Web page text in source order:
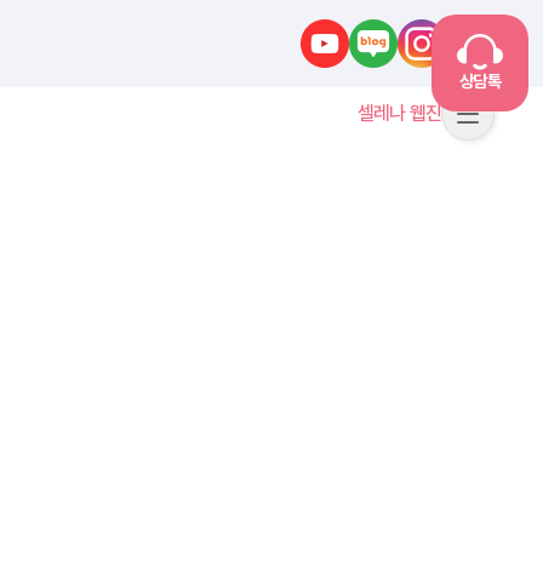
유튜브네이버블로그인스타그램카카오톡
셀레나 웹진 메뉴
상담톡